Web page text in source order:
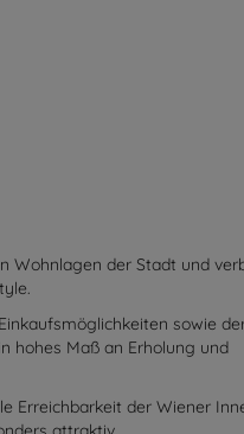
Wohnlagen der Stadt und
sowie der
hohes Maß an Erholung und